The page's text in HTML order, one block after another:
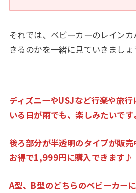
それでは、ベビーカーのレイン
きるのかを一緒に見ていきましょ
ディズニーやUSJなど行楽や旅行
いる日が雨でも、楽しみたいで
後ろ部分が半透明のタイプが販
お得で1,999円に購入できます♪
A型、B型のどちらのベビーカー